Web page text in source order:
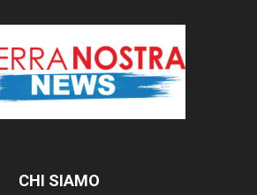
CHI SIAMO